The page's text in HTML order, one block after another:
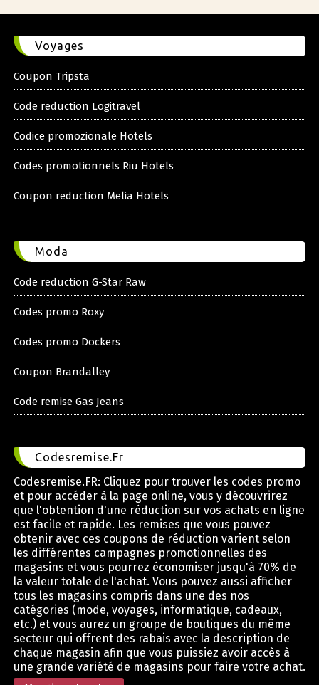
Voyages
Coupon Tripsta
Code reduction Logitravel
Codice promozionale Hotels
Codes promotionnels Riu Hotels
Coupon reduction Melia Hotels
Moda
Code reduction G-Star Raw
Codes promo Roxy
Codes promo Dockers
Coupon Brandalley
Code remise Gas Jeans
Codesremise.Fr
Codesremise.FR: Cliquez pour trouver les codes promo
et pour accéder à la page online, vous y découvrirez
que l'obtention d'une réduction sur vos achats en ligne
est facile et rapide. Les remises que vous pouvez
obtenir avec ces coupons de réduction varient selon
les différentes campagnes promotionnelles des
magasins et vous pourrez économiser jusqu'à 70% de
la valeur totale de l'achat. Vous pouvez aussi afficher
tous les magasins compris dans une des nos
catégories (mode, voyages, informatique, cadeaux,
etc.) et vous aurez un groupe de boutiques du même
secteur qui offrent des rabais avec la description de
chaque magasin afin que vous puissiez avoir accès à
une grande variété de magasins pour faire votre achat.